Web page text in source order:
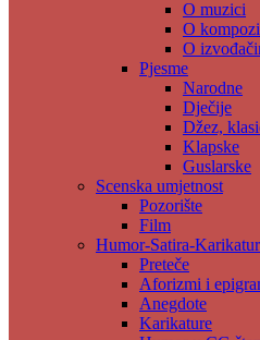
O muzici
O
O
Pjesme
Narodne
Dječije
Džez,
Klapske
Guslarske
Scenska umjetnost
Pozorište
Film
Humor-Satira-
Preteče
Aforizmi i
Anegdote
Karikature